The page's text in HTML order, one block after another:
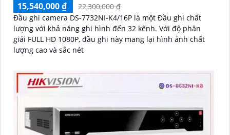
15,540,000 ₫
22,300,000 ₫
Đầu ghi camera DS-7732NI-K4/16P là một Đầu ghi chất
lượng với khả năng ghi hình đến 32 kênh. Với độ phân
giải FULL HD 1080P, đầu ghi này mang lại hình ảnh chất
lượng cao và sắc nét